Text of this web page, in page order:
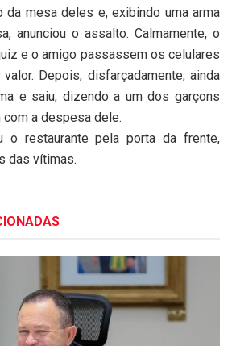
da mesa deles e, exibindo uma arma
anunciou o assalto. Calmamente, o
e o amigo passassem os celulares
Depois, disfarçadamente, ainda
e saiu, dizendo a um dos garçons
a despesa dele.
o restaurante pela porta da frente,
das vítimas.